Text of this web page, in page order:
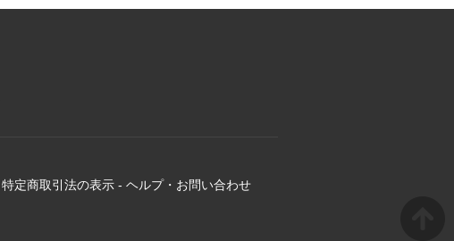
特定商取引法の表示 - ヘルプ・お問い合わせ